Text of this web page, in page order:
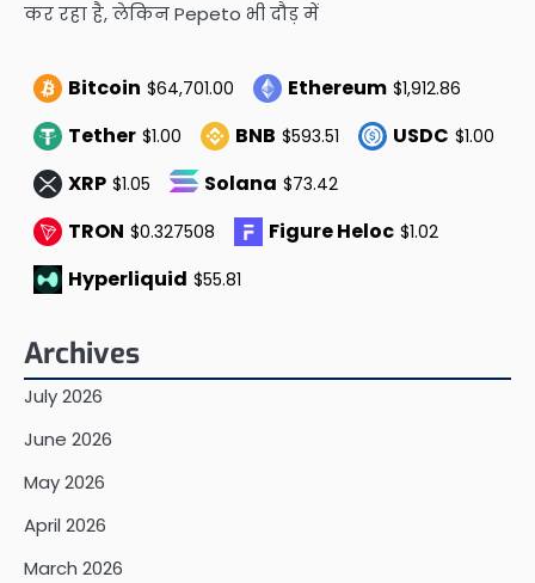
कर रहा है, लेकिन Pepeto भी दौड़ में
Bitcoin $64,701.00 Ethereum $1,912.86
Tether $1.00 BNB $593.51 USDC $1.00
XRP $1.05 Solana $73.42
TRON $0.327508 Figure Heloc $1.02
Hyperliquid $55.81
Archives
July 2026
June 2026
May 2026
April 2026
March 2026